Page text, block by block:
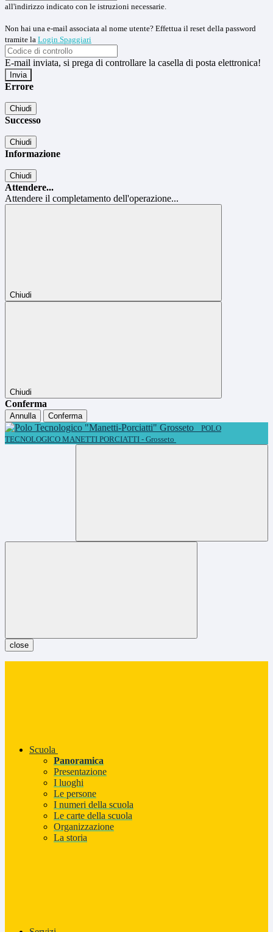
all'indirizzo indicato con le istruzioni necessarie.
Non hai una e-mail associata al nome utente? Effettua il reset della password
tramite la Login Spaggiari
E-mail inviata, si prega di controllare la casella di posta elettronica!
Errore
Chiudi
Successo
Chiudi
Informazione
Chiudi
Attendere...
Attendere il completamento dell'operazione...
Chiudi
Chiudi
Conferma
Annulla
Conferma
POLO
TECNOLOGICO MANETTI PORCIATTI - Grosseto
close
Scuola
Panoramica
Presentazione
I luoghi
Le persone
I numeri della scuola
Le carte della scuola
Organizzazione
La storia